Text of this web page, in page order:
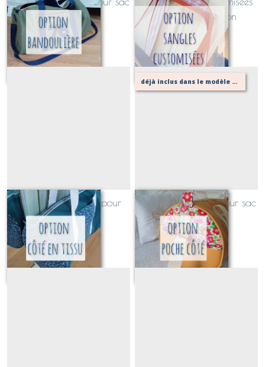
polochon
À partir de 17€
pour sac polochon
10
option côté en tissu pour
sac polochon
À partir de 7€
déjà inclus dans le modèle velours!
option poche côté pour sac
polochon
À partir de 13€